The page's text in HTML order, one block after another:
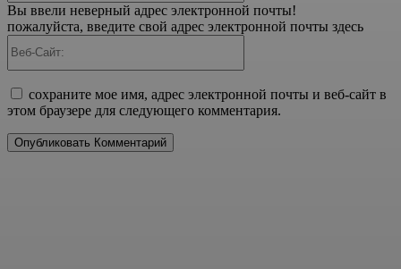
Вы ввели неверный адрес электронной почты!
пожалуйста, введите свой адрес электронной почты здесь
сохраните мое имя, адрес электронной почты и веб-сайт в
этом браузере для следующего комментария.